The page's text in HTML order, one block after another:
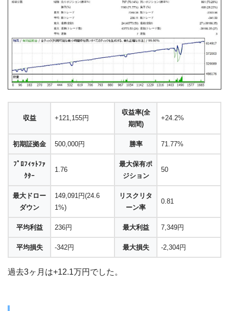
収益 +121,155円
収益率(全
期間)
+24.2%
初期証拠金 500,000円 勝率 71.77%
ﾌﾟﾛﾌｨｯﾄﾌｧ
ｸﾀｰ
1.76
最大保有ポ
ジション
50
最大ドロー
ダウン
149,091円(24.6
1%)
リスクリタ
ーン率
0.81
平均利益 236円 最大利益 7,349円
平均損失 -342円 最大損失 -2,304円
過去3ヶ月は+12.1万円でした。